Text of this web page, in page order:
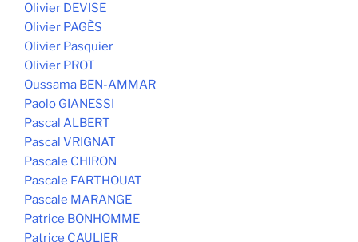
Olivier DEVISE
Olivier PAGÈS
Olivier Pasquier
Olivier PROT
Oussama BEN-AMMAR
Paolo GIANESSI
Pascal ALBERT
Pascal VRIGNAT
Pascale CHIRON
Pascale FARTHOUAT
Pascale MARANGE
Patrice BONHOMME
Patrice CAULIER